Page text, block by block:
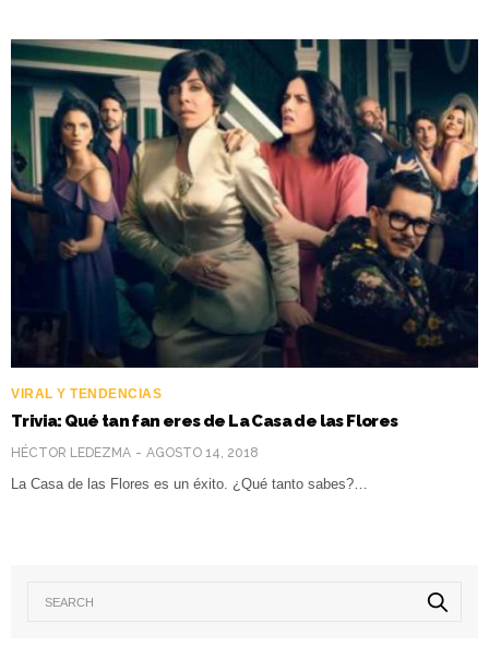
VIRAL Y TENDENCIAS
Trivia: Qué tan fan eres de La Casa de las Flores
HÉCTOR LEDEZMA AGOSTO 14, 2018
La Casa de las Flores es un éxito. ¿Qué tanto sabes?…